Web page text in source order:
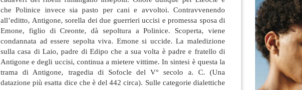
che Polinice invece sia pasto per cani e avvoltoi. Contravvenendo
all’editto, Antigone, sorella dei due guerrieri uccisi e promessa sposa di
Emone, figlio di Creonte, dà sepoltura a Polinice. Scoperta, viene
condannata ad essere sepolta viva. Emone si uccide. La maledizione
sulla casa di Laio, padre di Edipo che a sua volta è padre e fratello di
Antigone e degli uccisi, continua a mietere vittime. In sintesi è questa la
trama di Antigone, tragedia di Sofocle del V° secolo a. C. (Una
datazione più esatta dice che è del 442 circa). Sulle categorie dialettiche